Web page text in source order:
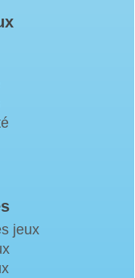
jeux